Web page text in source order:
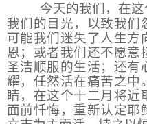
今天的我们，在
我们的目光，以致我们
可能我们迷失了人生方
恩；或者我们还不愿意
圣洁顺服的生活；还有
耀，任然活在痛苦之中
睛，在这个十二月将近
面前忏悔，重新认定耶